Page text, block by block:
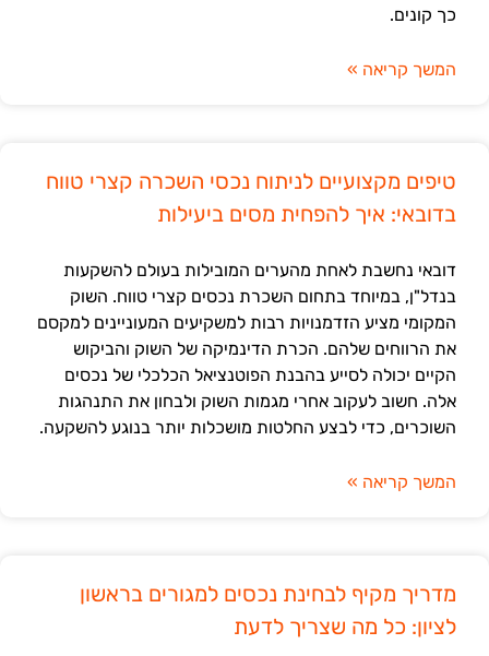
כך קונים.
המשך קריאה »
טיפים מקצועיים לניתוח נכסי השכרה קצרי טווח
בדובאי: איך להפחית מסים ביעילות
דובאי נחשבת לאחת מהערים המובילות בעולם להשקעות
בנדל"ן, במיוחד בתחום השכרת נכסים קצרי טווח. השוק
המקומי מציע הזדמנויות רבות למשקיעים המעוניינים למקסם
את הרווחים שלהם. הכרת הדינמיקה של השוק והביקוש
הקיים יכולה לסייע בהבנת הפוטנציאל הכלכלי של נכסים
אלה. חשוב לעקוב אחרי מגמות השוק ולבחון את התנהגות
השוכרים, כדי לבצע החלטות מושכלות יותר בנוגע להשקעה.
המשך קריאה »
מדריך מקיף לבחינת נכסים למגורים בראשון
לציון: כל מה שצריך לדעת